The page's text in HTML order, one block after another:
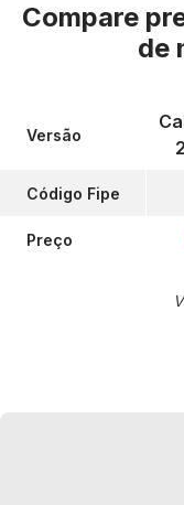
Compare
de
Versão
Código Fipe
Preço